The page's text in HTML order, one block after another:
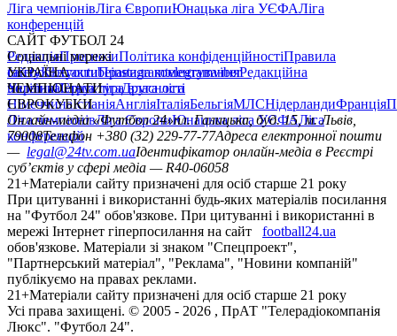
Ліга чемпіонівЛіга ЄвропиЮнацька ліга УЄФАЛіга
конференцій
САЙТ ФУТБОЛ 24
РедакціяПрогнозиПолітика конфіденційностіПравила
сайтуКонтактиПравила коментуванняРедакційна
політикаСтруктура власності
Соціальні мережі
facebookxyoutubeinstagramtelegramviber
УКРАЇНА
УкраїнаПерша лігаДруга ліга
ЧЕМПІОНАТИ
НімеччинаІспаніяАнгліяІталіяБельгіяМЛСНідерландиФранція
ЄВРОКУБКИ
Ліга чемпіонівЛіга ЄвропиЮнацька ліга УЄФАЛіга
конференцій
Онлайн-медіа «Футбол 24»пл. Галицька, буд. 15, м. Львів,
79008Телефон +380 (32) 229-77-77Адреса електронної пошти
— legal@24tv.com.uaІдентифікатор онлайн-медіа в Реєстрі
суб’єктів у сфері медіа — R40-06058
21+Матеріали сайту призначені для осіб старше 21 року
При цитуванні і використанні будь-яких матеріалів посилання
на "Футбол 24" обов'язкове. При цитуванні і використанні в
мережі Інтернет гіперпосилання на сайт
football24.ua
обов'язкове. Матеріали зі знаком "Спецпроект",
"Партнерський матеріал", "Реклама", "Новини компаній"
публікуємо на правах реклами.
21+Матеріали сайту призначені для осіб старше 21 року
Усi права захищенi. © 2005 - 2026 , ПрАТ "Телерадіокомпанія
Люкс". "Футбол 24".